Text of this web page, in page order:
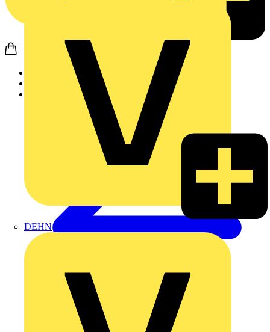
DEHN